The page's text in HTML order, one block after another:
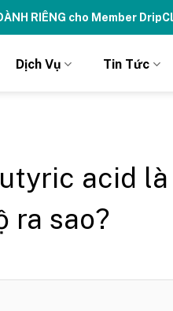
RIÊNG cho Member
Dịch Vụ Tin Tức
acid là
ra sao?